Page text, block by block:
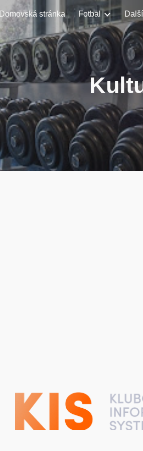
Skip to main content
Domovská stránka Fotbal